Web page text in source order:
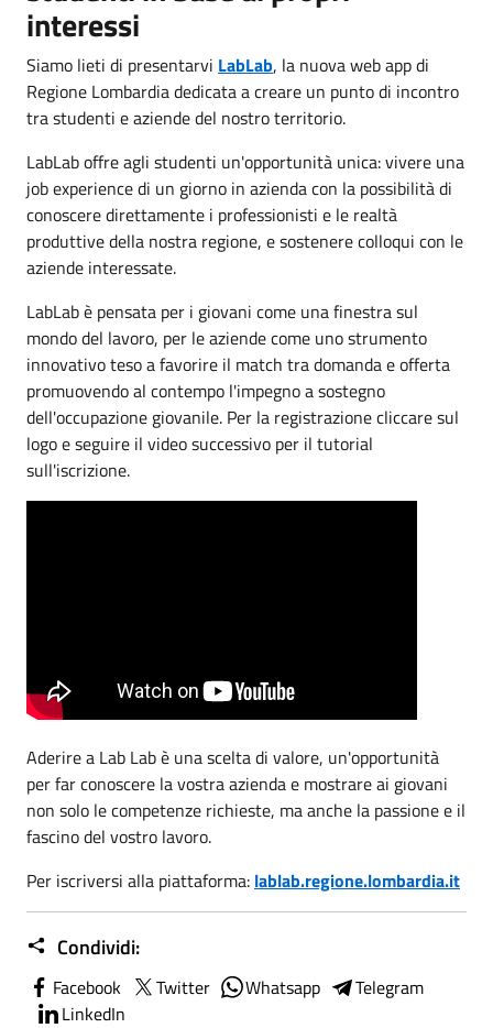
interessi
Siamo lieti di presentarvi LabLab, la nuova web app di
Regione Lombardia dedicata a creare un punto di incontro
tra studenti e aziende del nostro territorio.
LabLab offre agli studenti un'opportunità unica: vivere una
job experience di un giorno in azienda con la possibilità di
conoscere direttamente i professionisti e le realtà
produttive della nostra regione, e sostenere colloqui con le
aziende interessate.
LabLab è pensata per i giovani come una finestra sul
mondo del lavoro, per le aziende come uno strumento
innovativo teso a favorire il match tra domanda e offerta
promuovendo al contempo l'impegno a sostegno
dell'occupazione giovanile. Per la registrazione cliccare sul
logo e seguire il video successivo per il tutorial
sull'iscrizione.
Aderire a Lab Lab è una scelta di valore, un'opportunità
per far conoscere la vostra azienda e mostrare ai giovani
non solo le competenze richieste, ma anche la passione e il
fascino del vostro lavoro.
Per iscriversi alla piattaforma: lablab.regione.lombardia.it
Condividi:
Facebook Twitter Whatsapp
Telegram
LinkedIn